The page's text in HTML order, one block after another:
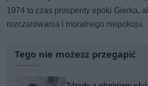
1974 to czas prosperity epoki Gierka,
rozczarowania i moralnego niepokoju.
Tego nie możesz przegapić